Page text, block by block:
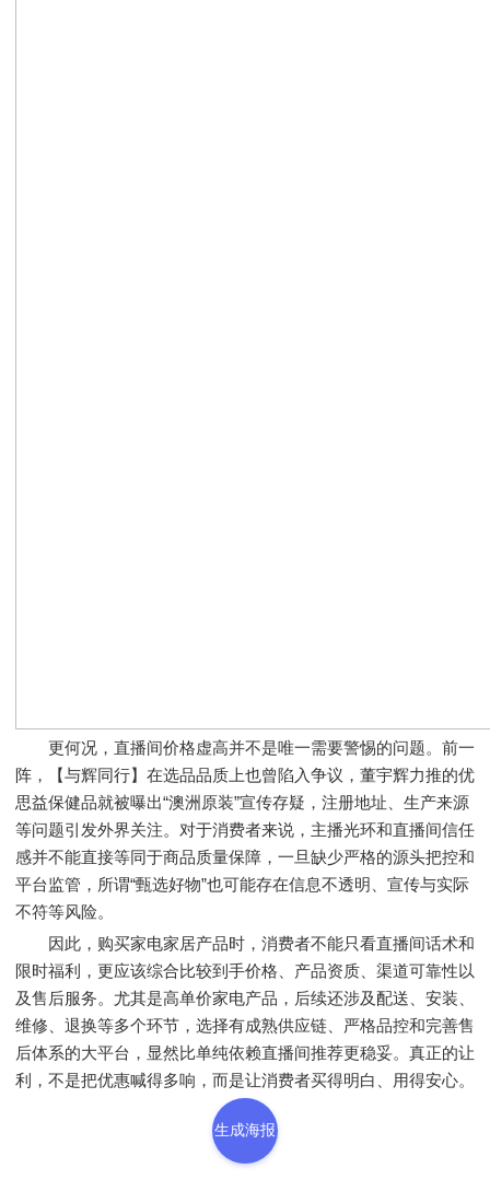
更何况，直播间价格虚高并不是唯一需要警惕的问题。前一
阵，【与辉同行】在选品品质上也曾陷入争议，董宇辉力推的优
思益保健品就被曝出“澳洲原装”宣传存疑，注册地址、生产来源
等问题引发外界关注。对于消费者来说，主播光环和直播间信任
感并不能直接等同于商品质量保障，一旦缺少严格的源头把控和
平台监管，所谓“甄选好物”也可能存在信息不透明、宣传与实际
不符等风险。
因此，购买家电家居产品时，消费者不能只看直播间话术和
限时福利，更应该综合比较到手价格、产品资质、渠道可靠性以
及售后服务。尤其是高单价家电产品，后续还涉及配送、安装、
维修、退换等多个环节，选择有成熟供应链、严格品控和完善售
后体系的大平台，显然比单纯依赖直播间推荐更稳妥。真正的让
利，不是把优惠喊得多响，而是让消费者买得明白、用得安心。
生成海报